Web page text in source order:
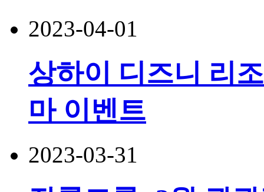
2023-04-01
상하이 디즈니 리
마 이벤트
2023-03-31